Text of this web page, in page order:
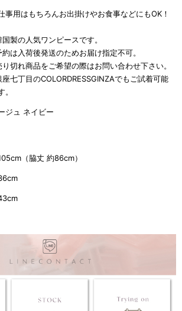
事用はもちろんお出掛けやお食事などにもOK！
製の人気ワンピースです。
は入荷後発送のためお届け指定不可。
り切れ商品をご希望の際はお問い合わせ下さい。
座七丁目のCOLORDRESSGINZAでもご試着可能
。
ジュ ネイビー
（脇丈 約86cm）